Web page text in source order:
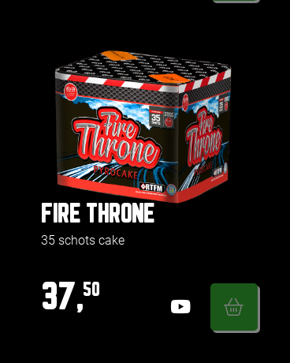
FIRE THRONE
35 schots cake
37,50